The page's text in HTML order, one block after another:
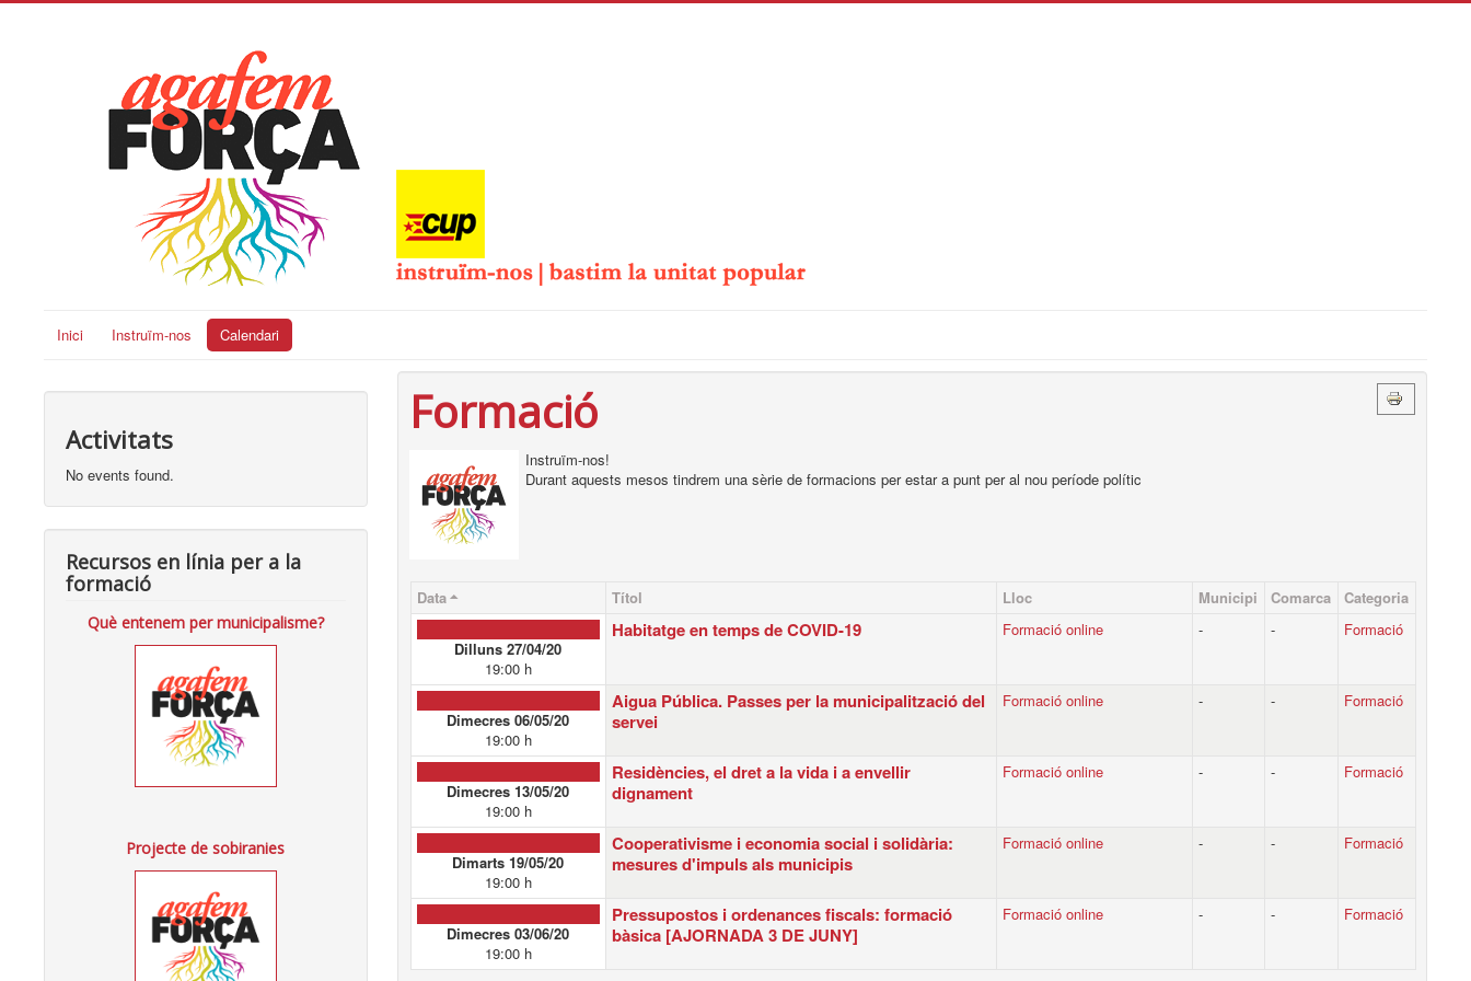
Inici Instruïm-nos Calendari
Activitats
No events found.
Recursos en línia per a la
formació
Què entenem per municipalisme?
Projecte de sobiranies
Formació
Instruïm-nos!
Durant aquests mesos tindrem una sèrie de formacions per estar a punt per al nou període polític
Data Títol Lloc Municipi Comarca Categoria
Dilluns 27/04/20
19:00 h
Habitatge en temps de COVID-19 Formació online - - Formació
Dimecres 06/05/20
19:00 h
Aigua Pública. Passes per la municipalització del
servei
Formació online - - Formació
Dimecres 13/05/20
19:00 h
Residències, el dret a la vida i a envellir
dignament
Formació online - - Formació
Dimarts 19/05/20
19:00 h
Cooperativisme i economia social i solidària:
mesures d'impuls als municipis
Formació online - - Formació
Dimecres 03/06/20
19:00 h
Pressupostos i ordenances fiscals: formació
bàsica [AJORNADA 3 DE JUNY]
Formació online - - Formació